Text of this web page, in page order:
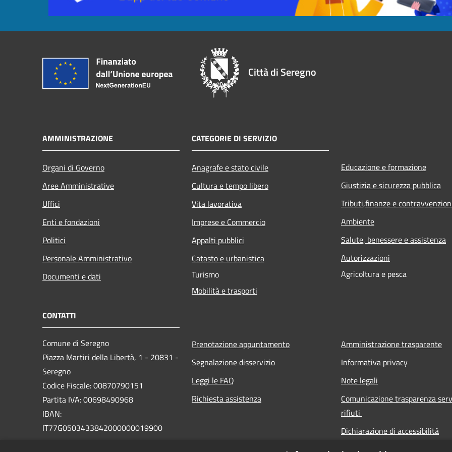
Città di Seregno
AMMINISTRAZIONE
Organi di Governo
Aree Amministrative
Uffici
Enti e fondazioni
Politici
Personale Amministrativo
Documenti e dati
CATEGORIE DI SERVIZIO
Anagrafe e stato civile
Cultura e tempo libero
Vita lavorativa
Imprese e Commercio
Appalti pubblici
Catasto e urbanistica
Turismo
Mobilità e trasporti
Educazione e formazione
Giustizia e sicurezza pubblica
Tributi,finanze e
Ambiente
Salute, benessere e assistenza
Autorizzazioni
Agricoltura e pesca
CONTATTI
Comune di Seregno
Piazza Martiri della Libertà, 1 - 20831 -
Seregno
Codice Fiscale: 00870790151
Partita IVA: 00698490968
IBAN:
IT77G0503433842000000019900
Prenotazione appuntamento
Segnalazione disservizio
Leggi le FAQ
Richiesta assistenza
Amministrazione trasparente
Informativa privacy
Note legali
Comunicazione trasparenza
rifiuti
Dichiarazione di accessibilità